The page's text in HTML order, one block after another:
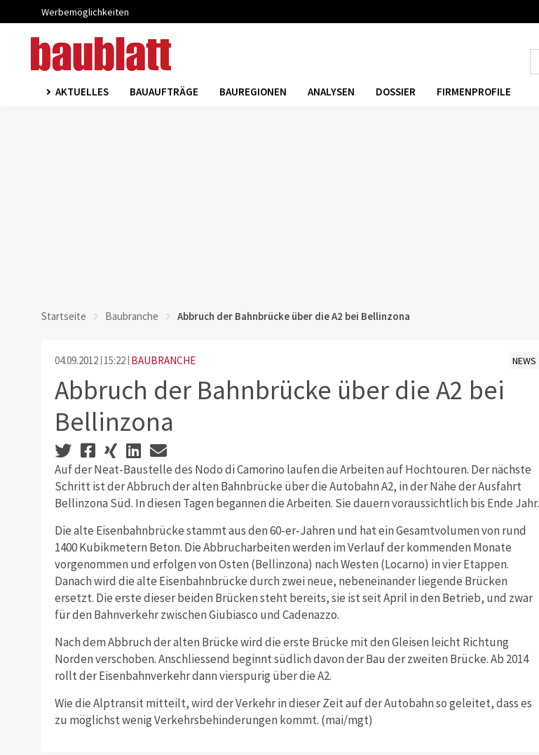
Werbemöglichkeiten
AKTUELLES BAUAUFTRÄGE BAUREGIONEN ANALYSEN DOSSIER FIRMENPROFILE
Startseite Baubranche Abbruch der Bahnbrücke über die A2 bei Bellinzona
04.09.2012 15:22 BAUBRANCHE NEWS
Abbruch der Bahnbrücke über die A2 bei
Bellinzona
Auf der Neat-Baustelle des Nodo di Camorino laufen die Arbeiten auf Hochtouren. Der nächste
Schritt ist der Abbruch der alten Bahnbrücke über die Autobahn A2, in der Nähe der Ausfahrt
Bellinzona Süd. In diesen Tagen begannen die Arbeiten. Sie dauern voraussichtlich bis Ende Jahr.
Die alte Eisenbahnbrücke stammt aus den 60-er-Jahren und hat ein Gesamtvolumen von rund
1400 Kubikmetern Beton. Die Abbrucharbeiten werden im Verlauf der kommenden Monate
vorgenommen und erfolgen von Osten (Bellinzona) nach Westen (Locarno) in vier Etappen.
Danach wird die alte Eisenbahnbrücke durch zwei neue, nebeneinander liegende Brücken
ersetzt. Die erste dieser beiden Brücken steht bereits, sie ist seit April in den Betrieb, und zwar
für den Bahnverkehr zwischen Giubiasco und Cadenazzo.
Nach dem Abbruch der alten Brücke wird die erste Brücke mit den Gleisen leicht Richtung
Norden verschoben. Anschliessend beginnt südlich davon der Bau der zweiten Brücke. Ab 2014
rollt der Eisenbahnverkehr dann vierspurig über die A2.
Wie die Alptransit mitteilt, wird der Verkehr in dieser Zeit auf der Autobahn so geleitet, dass es
zu möglichst wenig Verkehrsbehinderungen kommt. (mai/mgt)